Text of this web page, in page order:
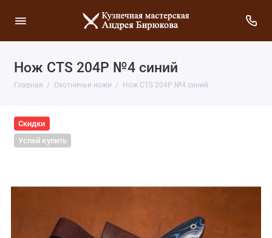
Нож CTS 204P №4 синий
Главная Охотничьи ножи Нож CTS 204P №4 синий
Скидки
Успей купить